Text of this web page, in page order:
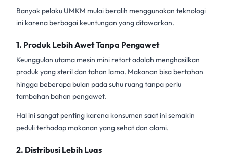
Banyak pelaku UMKM mulai beralih menggunakan teknologi
ini karena berbagai keuntungan yang ditawarkan.
1. Produk Lebih Awet Tanpa Pengawet
Keunggulan utama mesin mini retortadalah menghasilkan
produk yang steril dan tahan lama. Makanan bisa bertahan
hingga beberapa bulan pada suhu ruang tanpa perlu
tambahan bahan pengawet.
Hal ini sangat penting karena konsumen saat ini semakin
peduli terhadap makanan yang sehat dan alami.
2. Distribusi Lebih Luas